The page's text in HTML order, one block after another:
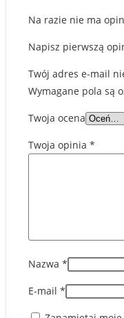
Na razie nie ma
Napisz pierwszą
Twój adres e-mail
Wymagane pola są
Twoja ocena
Twoja opinia *
Nazwa *
E-mail *